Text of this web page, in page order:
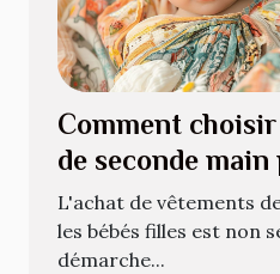
Comment
de seconde main
filles
L'achat de vêtements
les bébés filles est non
démarche...